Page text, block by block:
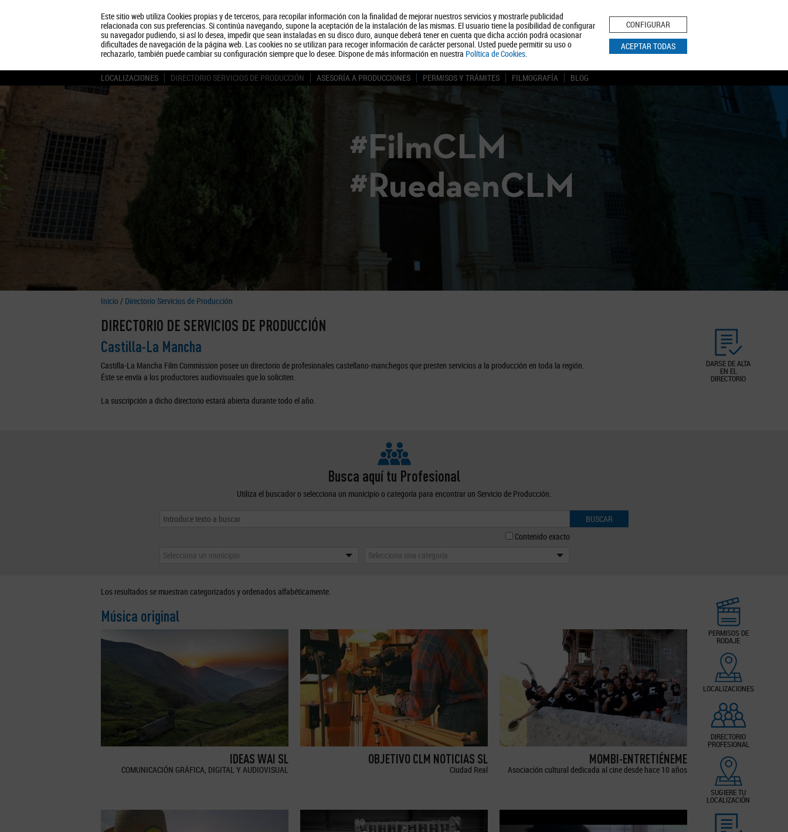
Este sitio web utiliza Cookies propias y de terceros, para recopilar información con la finalidad de mejorar nuestros servicios y mostrarle publicidad
relacionada con sus preferencias. Si continúa navegando, supone la aceptación de la instalación de las mismas. El usuario tiene la posibilidad de configurar
su navegador pudiendo, si así lo desea, impedir que sean instaladas en su disco duro, aunque deberá tener en cuenta que dicha acción podrá ocasionar
dificultades de navegación de la página web. Las cookies no se utilizan para recoger información de carácter personal. Usted puede permitir su uso o
rechazarlo, también puede cambiar su configuración siempre que lo desee. Dispone de más información en nuestra Política de Cookies.
CONFIGURAR
ACEPTAR TODAS
Quiénes somos Turismo Política de Privacidad Aviso Legal Política de Cookies
BUSCAR
LOCALIZACIONES DIRECTORIO SERVICIOS DE PRODUCCIÓN ASESORÍA A PRODUCCIONES PERMISOS Y TRÁMITES FILMOGRAFÍA BLOG
#FilmCLM
#RuedaenCLM
Inicio / Directorio Servicios de Producción
DARSE DE ALTA
EN EL
DIRECTORIO
DIRECTORIO DE SERVICIOS DE PRODUCCIÓN
Castilla-La Mancha
Castilla-La Mancha Film Commission posee un directorio de profesionales castellano-manchegos que presten servicios a la producción en toda la región.
Éste se envía a los productores audiovisuales que lo soliciten.
La suscripción a dicho directorio estará abierta durante todo el año.
Busca aquí tu Profesional
Utiliza el buscador o selecciona un municipio o categoría para encontrar un Servicio de Producción.
BUSCAR
Contenido exacto
Selecciona un municipio
Selecciona una categoría
PERMISOS DE
RODAJE
LOCALIZACIONES
DIRECTORIO
PROFESIONAL
SUGIERE TU
LOCALIZACIÓN
Los resultados se muestran categorizados y ordenados alfabéticamente.
Música original
IDEAS WAI SL
COMUNICACIÓN GRÁFICA, DIGITAL Y AUDIOVISUAL
OBJETIVO CLM NOTICIAS SL
Ciudad Real
MOMBI-ENTRETIÉNEME
Asociación cultural dedicada al cine desde hace 10 años